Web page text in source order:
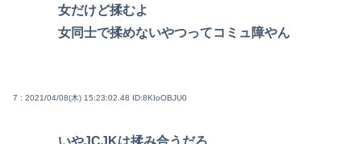
女だけど揉むよ
女同士で揉めないやつってコミュ障やん
7 : 2021/04/08(木) 15:23:02.48 ID:8KIoOBJU0
いやJCJKは揉み合うだろ